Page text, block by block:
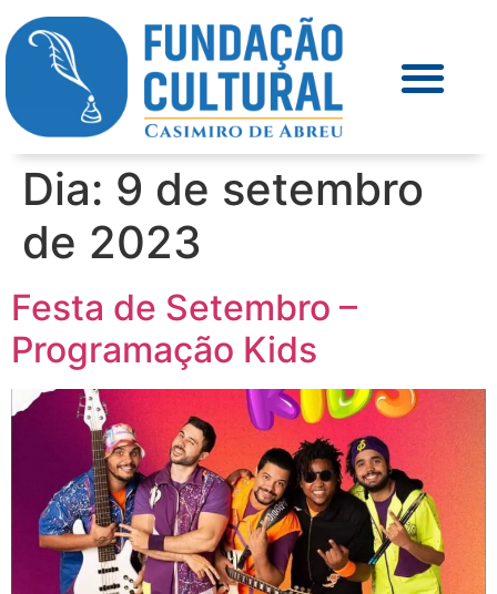
Dia: 9 de setembro
de 2023
Festa de Setembro –
Programação Kids